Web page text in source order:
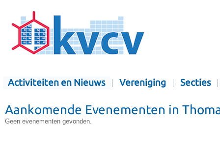
Activiteiten en Nieuws Vereniging Secties
Aankomende Evenementen in
Geen evenementen gevonden.